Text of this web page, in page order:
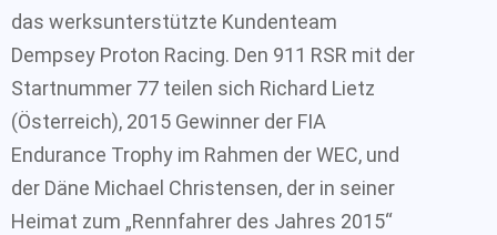
das werksunterstützte Kundenteam
Dempsey Proton Racing. Den 911 RSR mit der
Startnummer 77 teilen sich Richard Lietz
(Österreich), 2015 Gewinner der FIA
Endurance Trophy im Rahmen der WEC, und
der Däne Michael Christensen, der in seiner
Heimat zum „Rennfahrer des Jahres 2015“